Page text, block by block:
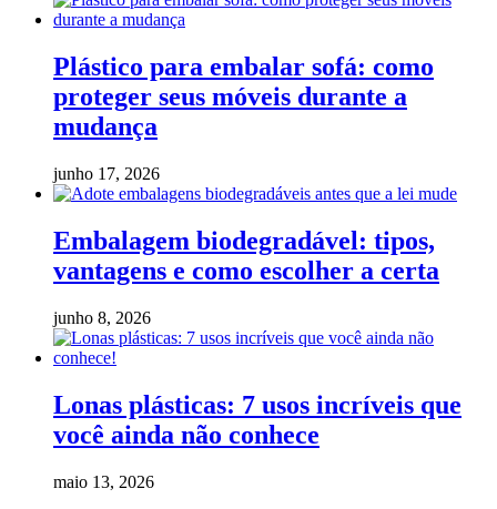
Plástico para embalar sofá: como
proteger seus móveis durante a
mudança
junho 17, 2026
Embalagem biodegradável: tipos,
vantagens e como escolher a certa
junho 8, 2026
Lonas plásticas: 7 usos incríveis que
você ainda não conhece
maio 13, 2026